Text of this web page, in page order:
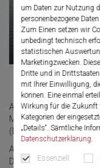
um Daten zur Nutzung
personenbezogene
Zum Einen setzen wir
unbedingt technisch
statistischen
Marketingzwecken.
Dritte und in
mit Ihrer Einwilligung,
können. Eine einmal
Wirkung für die Zukunft
Kategorien der
„Details“. Sämtliche
Datenschutzerklärung
Essenziell
Am 08. & 09.06.2023
Management 2023 –
(EEP)" live aus der
Als wissenschaftliche
Dr. med. Andreas